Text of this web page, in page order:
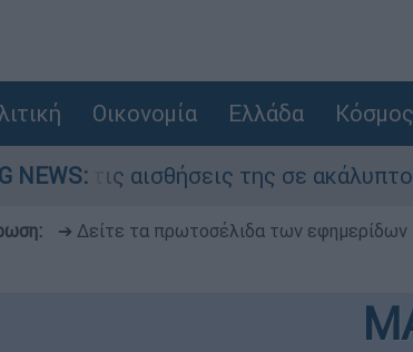
Οικονομία Ελλάδα Κόσμος
NEWS:
τις αισθήσεις της σε ακάλυπτο
➔ Δείτε τα πρωτοσέλιδα των εφημερίδων